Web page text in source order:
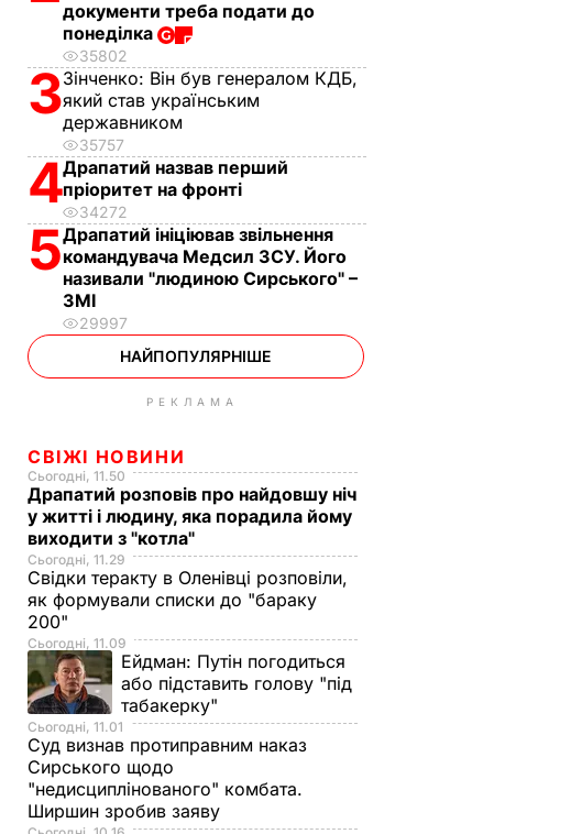
документи треба подати до
понеділка
35802
3Зінченко: Він був генералом КДБ,
який став українським
державником
35757
4Драпатий назвав перший
пріоритет на фронті
34272
5Драпатий ініціював звільнення
командувача Медсил ЗСУ. Його
називали "людиною Сирського" –
ЗМІ
29997
НАЙПОПУЛЯРНІШЕ
РЕКЛАМА
СВІЖІ НОВИНИ
Сьогодні, 11.50
Драпатий розповів про найдовшу ніч
у житті і людину, яка порадила йому
виходити з "котла"
Сьогодні, 11.29
Свідки теракту в Оленівці розповіли,
як формували списки до "бараку
200"
Сьогодні, 11.09
Ейдман: Путін погодиться
або підставить голову "під
табакерку"
Сьогодні, 11.01
Суд визнав протиправним наказ
Сирського щодо
"недисциплінованого" комбата.
Ширшин зробив заяву